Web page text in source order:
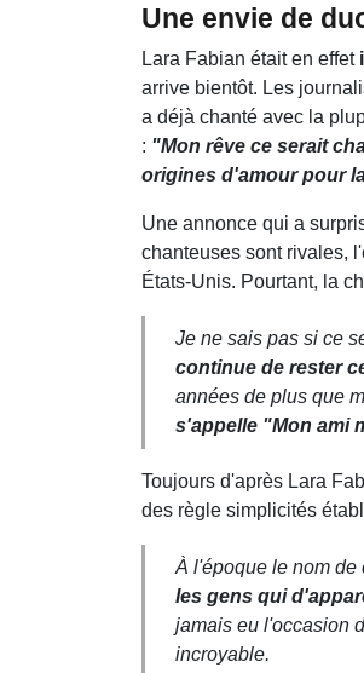
Une envie de
Lara Fabian était en effet
arrive bientôt. Les
a déjà chanté avec la
: "Mon rêve ce serait
origines d'amour pour
Une annonce qui a
chanteuses sont rivales,
États-Unis. Pourtant, la
Je ne sais pas si ce
continue de rester
années de plus que
s'appelle "Mon ami
Toujours d'après Lara
des règle simplicités
À l'époque le nom de
les gens qui
jamais eu l'occasion
incroyable.